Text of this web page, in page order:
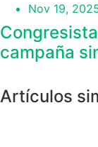
Nov 19,
campaña
Artículos